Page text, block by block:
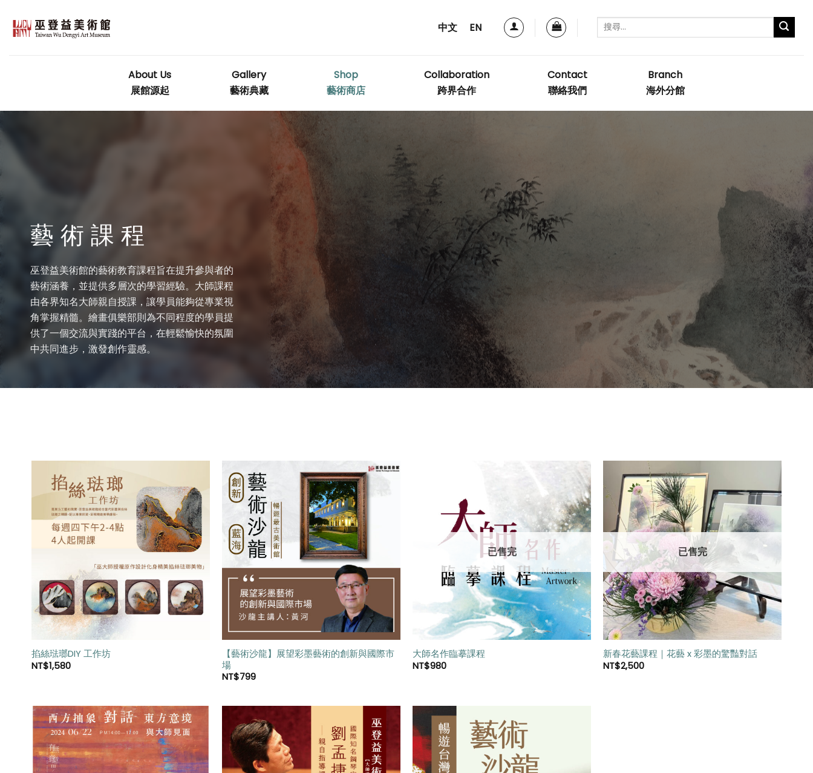
content
中文 EN
About Us
展館源起
Gallery
藝術典藏
Shop
藝術商店
Collaboration
跨界合作
Contact
聯絡我們
Branch
海外分館
藝 術 課 程
巫登益美術館的藝術教育課程旨在提升參與者的
藝術涵養，並提供多層次的學習經驗。大師課程
由各界知名大師親自授課，讓學員能夠從專業視
角掌握精髓。繪畫俱樂部則為不同程度的學員提
供了一個交流與實踐的平台，在輕鬆愉快的氛圍
中共同進步，激發創作靈感。
加入
「願
望清
單」
掐絲琺瑯DIY 工作坊
NT$1,580
【藝術沙龍】展望彩墨藝術的創新與國際市
場
NT$799
加入
「願
望清
已售完
大師名作臨摹課程
NT$980
加入
「願
望清
單」
已售完
新春花藝課程｜花藝 x 彩墨的驚豔對話
NT$2,500
加入
「願
加入
「願